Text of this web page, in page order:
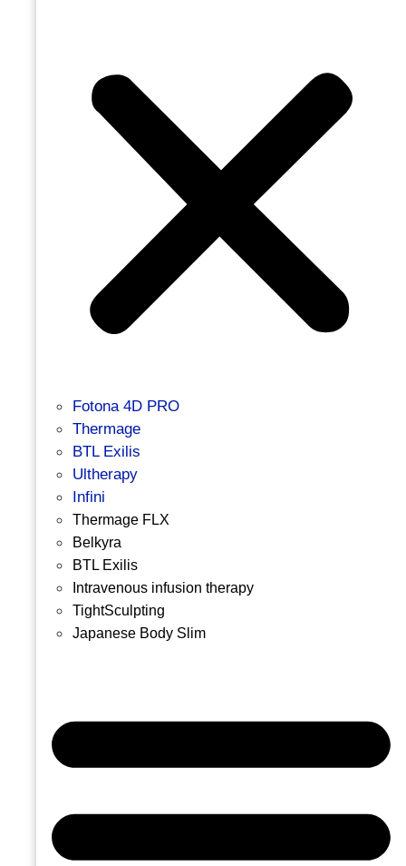
Fotona 4D PRO
Thermage
BTL Exilis
Ultherapy
Infini
Thermage FLX
Belkyra
BTL Exilis
Intravenous infusion therapy
TightSculpting
Japanese Body Slim